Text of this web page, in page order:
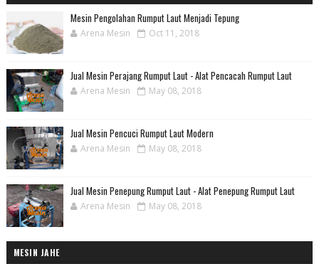
Mesin Pengolahan Rumput Laut Menjadi Tepung
Arena Mesin Oct 11, 2018
Jual Mesin Perajang Rumput Laut - Alat Pencacah Rumput Laut
Arena Mesin May 08, 2018
Jual Mesin Pencuci Rumput Laut Modern
Arena Mesin May 08, 2018
Jual Mesin Penepung Rumput Laut - Alat Penepung Rumput Laut
Arena Mesin May 08, 2018
MESIN JAHE